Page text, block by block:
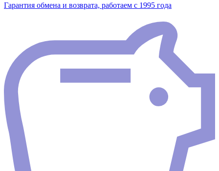
Гарантия обмена и возврата, работаем с 1995 года